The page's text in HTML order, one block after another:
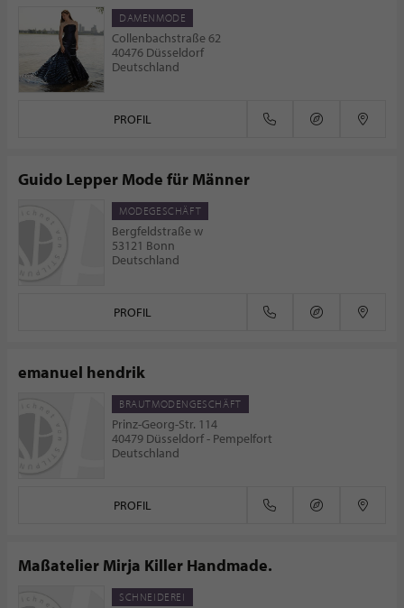
DAMENMODE
Collenbachstraße 62
40476 Düsseldorf
Deutschland
PROFIL
Guido Lepper Mode für Männer
MODEGESCHÄFT
Bergfeldstraße w
53121 Bonn
Deutschland
PROFIL
emanuel hendrik
BRAUTMODENGESCHÄFT
Prinz-Georg-Str. 114
40479 Düsseldorf - Pempelfort
Deutschland
PROFIL
Maßatelier Mirja Killer Handmade.
SCHNEIDEREI